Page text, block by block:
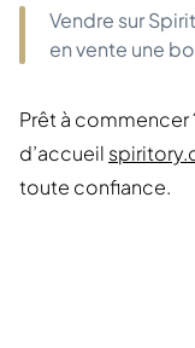
Vendre sur
en vente une
Prêt à commencer
d’accueil
toute confiance.